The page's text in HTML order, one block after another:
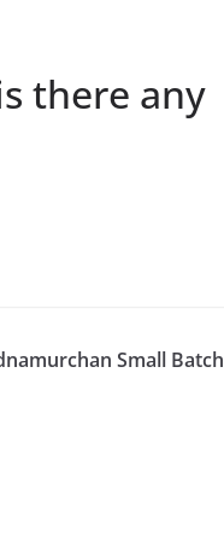
there any
Small Batch